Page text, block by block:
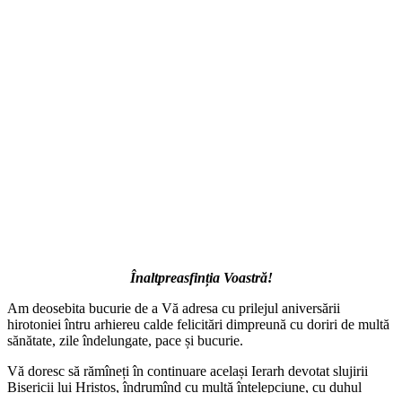
Înaltpreasfinția Voastră!
Am deosebita bucurie de a Vă adresa cu prilejul aniversării
hirotoniei întru arhiereu calde felicitări dimpreună cu doriri de multă
sănătate, zile îndelungate, pace și bucurie.
Vă doresc să rămîneți în continuare același Ierarh devotat slujirii
Bisericii lui Hristos, îndrumînd cu multă înțelepciune, cu duhul